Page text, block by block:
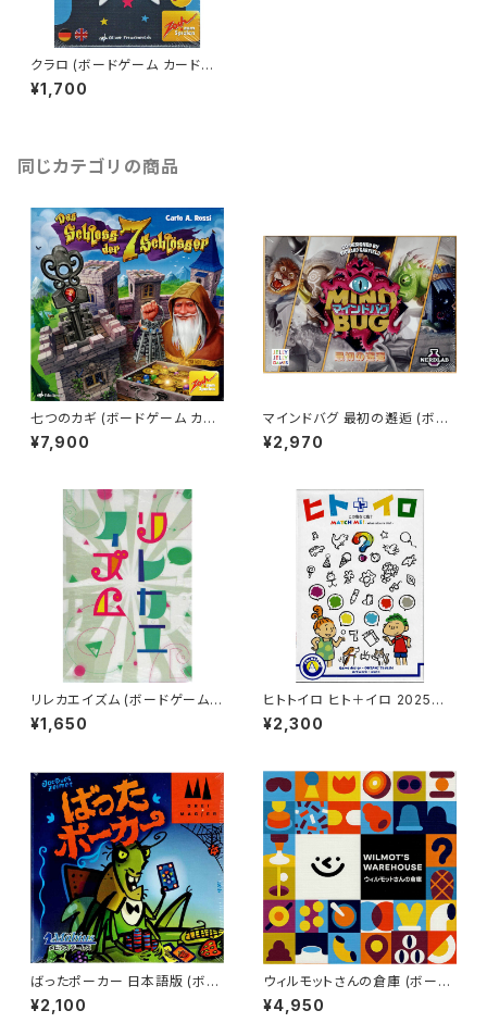
クラロ (ボードゲーム カードゲ
ーム) 7歳以上 15分程度 3-6人
用
¥1,700
同じカテゴリの商品
七つのカギ (ボードゲーム カー
ドゲーム) 8歳以上 30分程度 2
-4人用
¥7,900
マインドバグ 最初の邂逅 (ボー
ドゲーム カードゲーム) 8歳以
上 15-25分程度 2人用
¥2,970
リレカエイズム (ボードゲーム
カードゲーム) 8歳以上 15-30
分程度 3-6人用
¥1,650
ヒトトイロ ヒト＋イロ 2025年
版 (ボードゲーム カードゲーム)
8歳以上 20分程度 2-6人用
¥2,300
ばったポーカー 日本語版 (ボー
ドゲーム カードゲーム) 8歳以
上 20分程度 2-4人用
¥2,100
ウィルモットさんの倉庫 (ボード
ゲーム カードゲーム) 8歳以上
30分程度 2-6人用
¥4,950